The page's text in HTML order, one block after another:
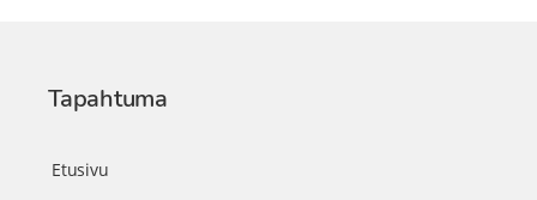
Tapahtuma
Etusivu